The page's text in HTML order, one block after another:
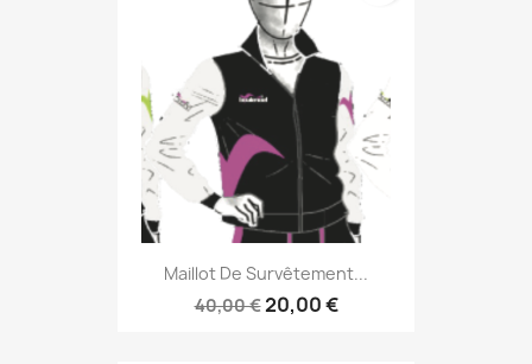
Maillot De Survêtement...
40,00 €20,00 €